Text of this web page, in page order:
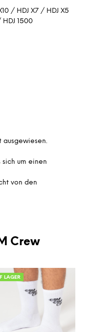
/ HDJ X7 / HDJ X5
1500
ausgewiesen.
um einen
von den
Crew
LAGER